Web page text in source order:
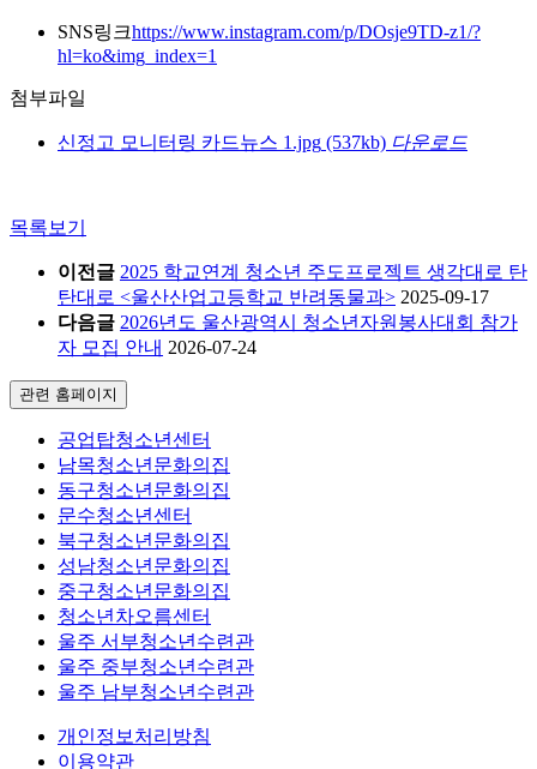
SNS링크https://www.instagram.com/p/DOsje9TD-z1/?
hl=ko&img_index=1
첨부파일
신정고 모니터링 카드뉴스 1.jpg (537kb) 다운로드
목록보기
이전글 2025 학교연계 청소년 주도프로젝트 생각대로 탄
탄대로 <울산산업고등학교 반려동물과> 2025-09-17
다음글 2026년도 울산광역시 청소년자원봉사대회 참가
자 모집 안내 2026-07-24
관련 홈페이지
공업탑청소년센터
남목청소년문화의집
동구청소년문화의집
문수청소년센터
북구청소년문화의집
성남청소년문화의집
중구청소년문화의집
청소년차오름센터
울주 서부청소년수련관
울주 중부청소년수련관
울주 남부청소년수련관
개인정보처리방침
이용약관